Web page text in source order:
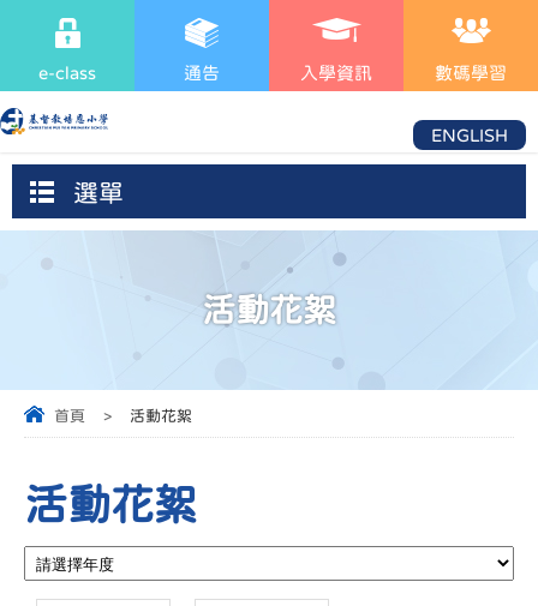
e-class 通告 入學資訊 數碼學習
ENGLISH
選單
活動花絮
首頁 > 活動花絮
活動花絮